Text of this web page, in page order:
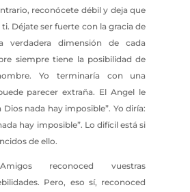
reconócete débil y deja que
Déjate ser fuerte con la gracia de
verdadera dimensión de cada
siempre tiene la posibilidad de
Yo terminaría con una
parecer extraña. El Angel le
Dios nada hay imposible”. Yo diría:
hay imposible”. Lo difícil está si
de ello.
reconoced vuestras
Pero, eso sí, reconoced